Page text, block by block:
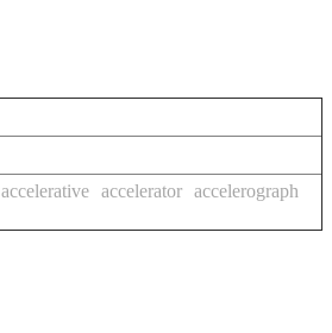
accelerative accelerator accelerograph